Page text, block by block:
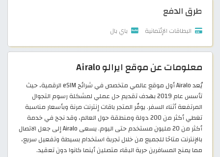
طرق الدفع
البطاقات الإئتمانية باي بال
معلومات عن موقع ايرالو Airalo
يُعد Airalo أول موقع عالمي متخصص في شرائح eSIM الرقمية، حيث
تأسس عام 2019 بهدف تقديم حل عملي لمشكلة رسوم التجوال
المرتفعة أثناء السفر. يوفّر المتجر باقات إنترنت مرنة وبأسعار مناسبة
تغطي أكثر من 200 دولة ومنطقة حول العالم، وقد نجح في خدمة
أكثر من 20 مليون مستخدم حتى اليوم. يسعى Airalo إلى جعل الاتصال
بالإنترنت متاحًا للجميع من خلال تجربة استخدام بسيطة وتفعيل سريع،
مما يمنح المسافرين حرية البقاء متصلين أينما كانوا دون تعقيد.